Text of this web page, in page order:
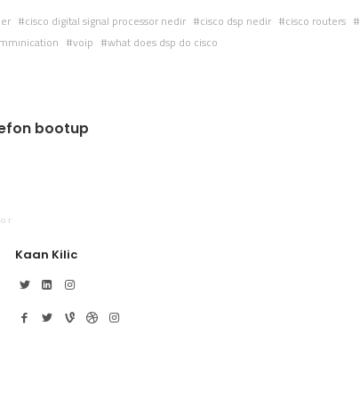
cisco digital signal processor nedir cisco dsp nedir cisco routers
voip what does dsp do cisco
bootup
Kaan Kilic